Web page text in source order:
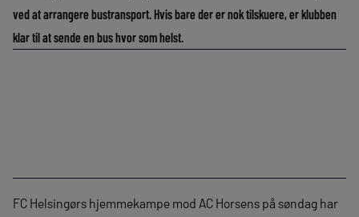
ved at arrangere bustransport. Hvis bare der er nok tilskuere, er klubben
klar til at sende en bus hvor som helst.
FC Helsingørs hjemmekampe mod AC Horsens på søndag har